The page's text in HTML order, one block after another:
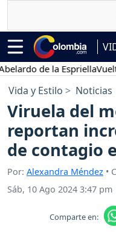
de la EspriellaVuelta a
Vida y Estilo Noticias
Viruela del
reportan
de contagio
Por: Alexandra Méndez •
Sáb, 10 Ago 2024 3:47 pm
Comparte en: